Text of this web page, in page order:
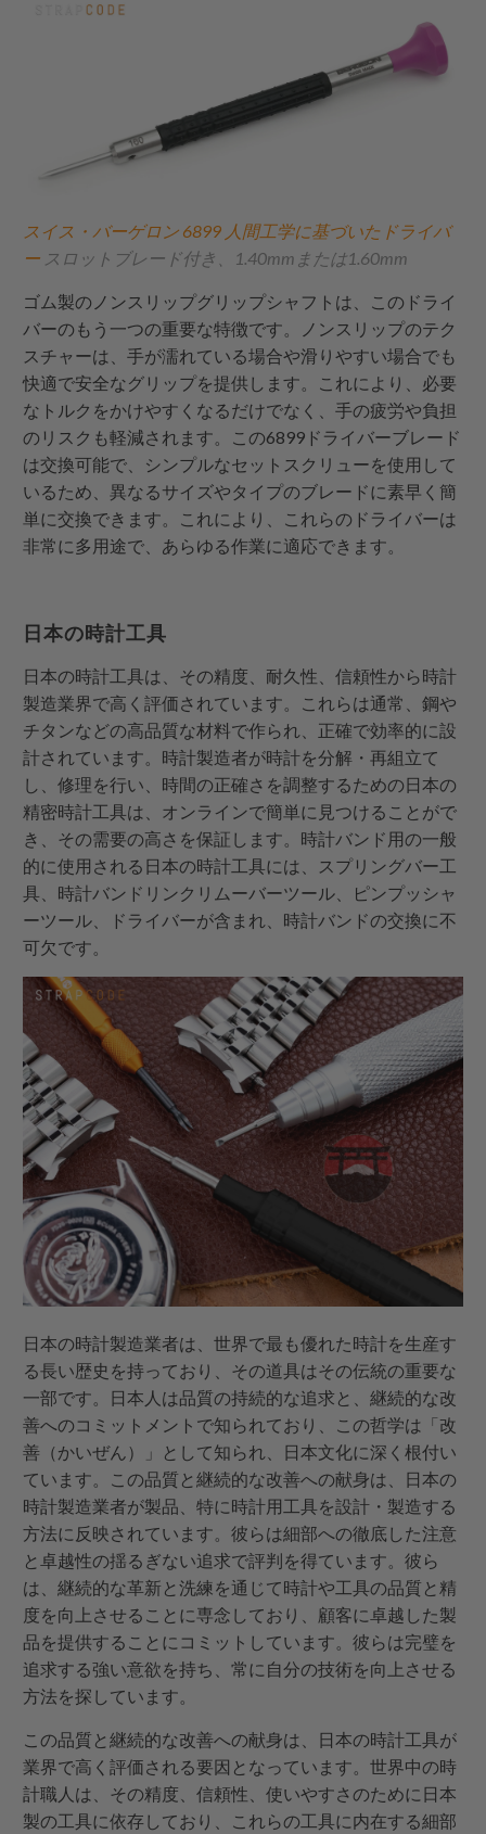
スイス・バーゲロン 6899 人間工学に基づいたドライバ
ー スロットブレード付き、1.40mmまたは1.60mm
ゴム製のノンスリップグリップシャフトは、このドライ
バーのもう一つの重要な特徴です。ノンスリップのテク
スチャーは、手が濡れている場合や滑りやすい場合でも
快適で安全なグリップを提供します。これにより、必要
なトルクをかけやすくなるだけでなく、手の疲労や負担
のリスクも軽減されます。この6899ドライバーブレード
は交換可能で、シンプルなセットスクリューを使用して
いるため、異なるサイズやタイプのブレードに素早く簡
単に交換できます。これにより、これらのドライバーは
非常に多用途で、あらゆる作業に適応できます。
日本の時計工具
日本の時計工具は、その精度、耐久性、信頼性から時計
製造業界で高く評価されています。これらは通常、鋼や
チタンなどの高品質な材料で作られ、正確で効率的に設
計されています。時計製造者が時計を分解・再組立て
し、修理を行い、時間の正確さを調整するための日本の
精密時計工具は、オンラインで簡単に見つけることがで
き、その需要の高さを保証します。時計バンド用の一般
的に使用される日本の時計工具には、スプリングバー工
具、時計バンドリンクリムーバーツール、ピンプッシャ
ーツール、ドライバーが含まれ、時計バンドの交換に不
可欠です。
日本の時計製造業者は、世界で最も優れた時計を生産す
る長い歴史を持っており、その道具はその伝統の重要な
一部です。日本人は品質の持続的な追求と、継続的な改
善へのコミットメントで知られており、この哲学は「改
善（かいぜん）」として知られ、日本文化に深く根付い
ています。この品質と継続的な改善への献身は、日本の
時計製造業者が製品、特に時計用工具を設計・製造する
方法に反映されています。彼らは細部への徹底した注意
と卓越性の揺るぎない追求で評判を得ています。彼ら
は、継続的な革新と洗練を通じて時計や工具の品質と精
度を向上させることに専念しており、顧客に卓越した製
品を提供することにコミットしています。彼らは完璧を
追求する強い意欲を持ち、常に自分の技術を向上させる
方法を探しています。
この品質と継続的な改善への献身は、日本の時計工具が
業界で高く評価される要因となっています。世界中の時
計職人は、その精度、信頼性、使いやすさのために日本
製の工具に依存しており、これらの工具に内在する細部